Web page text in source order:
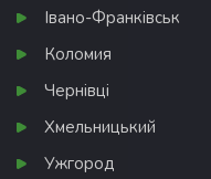
Івано-Франківськ
Коломия
Чернівці
Хмельницький
Ужгород